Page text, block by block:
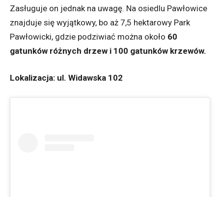
Zasługuje on jednak na uwagę. Na osiedlu Pawłowice
znajduje się wyjątkowy, bo aż 7,5 hektarowy Park
Pawłowicki, gdzie podziwiać można około 60
gatunków różnych drzew i 100 gatunków krzewów.
Lokalizacja: ul. Widawska 102